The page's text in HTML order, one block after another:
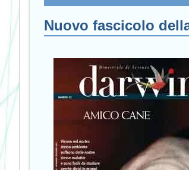
Nuovo fascicolo